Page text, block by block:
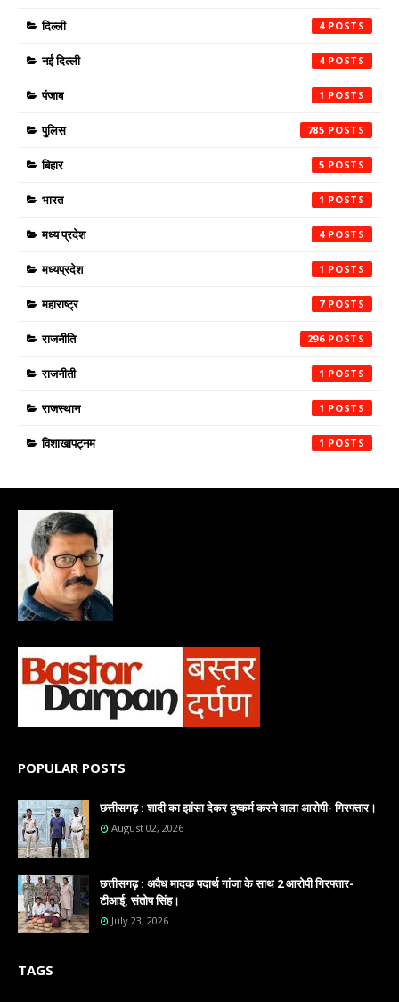
दिल्ली 4
नई दिल्ली 4
पंजाब 1
पुलिस 785
बिहार 5
भारत 1
मध्य प्रदेश 4
मध्यप्रदेश 1
महाराष्ट्र 7
राजनीति 296
राजनीती 1
राजस्थान 1
विशाखापट्नम 1
POPULAR POSTS
छत्तीसगढ़ : शादी का झांसा देकर दुष्कर्म करने वाला आरोपी- गिरफ्तार।
August 02, 2026
छत्तीसगढ़ : अवैध मादक पदार्थ गांजा के साथ 2 आरोपी गिरफ्तार-
टीआई, संतोष सिंह।
July 23, 2026
TAGS